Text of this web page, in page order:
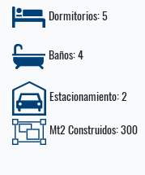
Dormitorios: 5
Baños: 4
Estacionamiento: 2
Mt2 Construidos: 300